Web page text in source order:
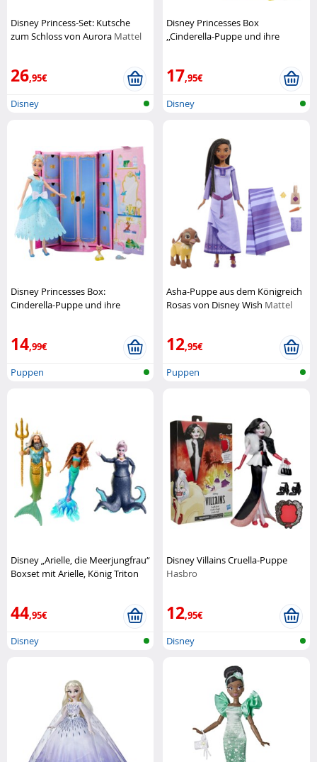
Disney Princess-Set: Kutsche
zum Schloss von Aurora Mattel
26,95€
Disney
Disney Princesses Box
,,Cinderella-Puppe und ihre
17,95€
Disney
Disney Princesses Box:
Cinderella-Puppe und ihre
14,99€
Puppen
Asha-Puppe aus dem Königreich
Rosas von Disney Wish Mattel
12,95€
Puppen
Disney „Arielle, die Meerjungfrau“
Boxset mit Arielle, König Triton
44,95€
Disney
Disney Villains Cruella-Puppe
Hasbro
12,95€
Disney